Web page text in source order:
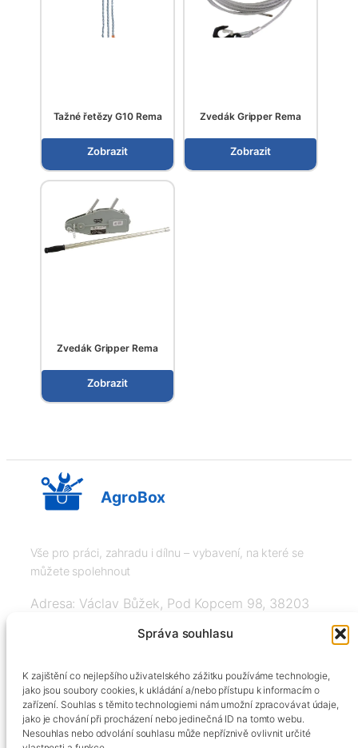
Správa souhlasu
K zajištění co nejlepšího uživatelského zážitku používáme technologie,
jako jsou soubory cookies, k ukládání a/nebo přístupu k informacím o
zařízení. Souhlas s těmito technologiemi nám umožní zpracovávat údaje,
jako je chování při procházení nebo jedinečná ID na tomto webu.
Nesouhlas nebo odvolání souhlasu může nepříznivě ovlivnit určité
Tažné řetězy G10 Rema
Zobrazit
Zvedák Gripper Rema
Zobrazit
Zvedák Gripper Rema
Zobrazit
AgroBox
Vše pro práci, zahradu i dílnu – vybavení, na které se
můžete spolehnout
Adresa: Václav Bůžek, Pod Kopcem 98, 38203
+420606334248, info@agrobox.cz